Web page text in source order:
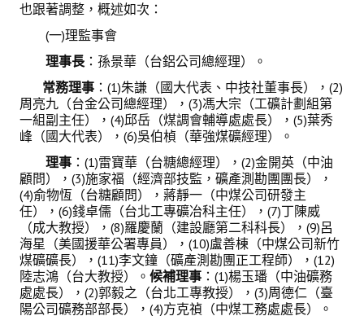
也跟著調整，概述如次：
(一)理監事會
理事長 ：孫景華（台鋁公司總經理）。
常務理事 ：(1)朱謙（國大代表、中技社董事長），(2)
周亮九（台金公司總經理），(3)馮大宗（工礦計劃組第
一組副主任），(4)邱岳（煤調會輔導處處長），(5)葉秀
峰（國大代表），(6)吳伯楨（華強煤礦經理）。
理事 ：(1)雷寶華（台糖總經理），(2)金開英（中油
顧問），(3)施家福（經濟部技監，礦產測勘團團長），
(4)俞物恆（台糖顧問），蔣靜一（中煤公司研發主
任），(6)錢卓儒（台北工專礦冶科主任），(7)丁陳威
（成大教授），(8)羅慶蘭（建設廳第二科科長），(9)呂
海星（美國援華公署專員），(10)盧善棟（中煤公司新竹
煤礦礦長），(11)李文鐘（礦產測勘團正工程師），(12)
陸志鴻（台大教授）。 候補理事 ：(1)楊玉璠（中油礦務
處處長），(2)郭毅之（台北工專教授），(3)周德仁（臺
陽公司礦務部部長），(4)方克禎（中煤工務處處長）。